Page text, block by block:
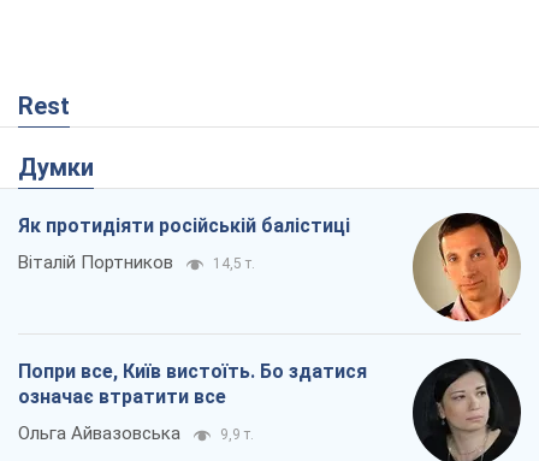
Rest
Думки
Як протидіяти російській балістиці
Віталій Портников 14,5 т.
Попри все, Київ вистоїть. Бо здатися
означає втратити все
Ольга Айвазовська 9,9 т.